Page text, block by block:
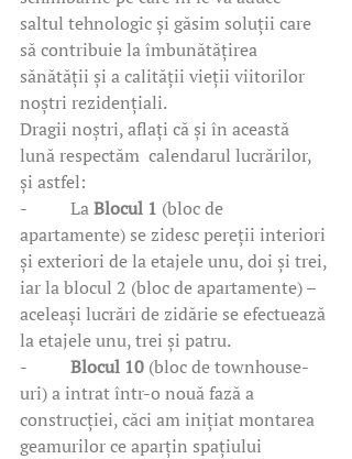
saltul tehnologic și găsim soluții care
să contribuie la îmbunătățirea
sănătății și a calității vieții viitorilor
noștri rezidențiali.
Dragii noștri, aflați că și în această
lună respectăm  calendarul lucrărilor,
și astfel:
-          La Blocul 1 (bloc de
apartamente) se zidesc pereții interiori
și exteriori de la etajele unu, doi și trei,
iar la blocul 2 (bloc de apartamente) –
aceleași lucrări de zidărie se efectuează
la etajele unu, trei și patru.
- Blocul 10 (bloc de townhouse-
uri) a intrat într-o nouă fază a
construcției, căci am inițiat montarea
geamurilor ce aparțin spațiului